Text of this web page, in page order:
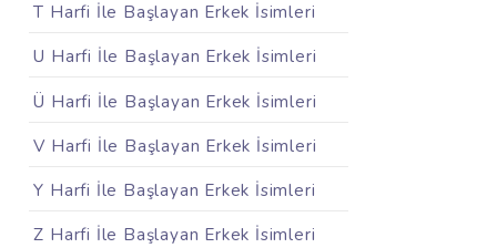
T Harfi İle Başlayan Erkek İsimleri
U Harfi İle Başlayan Erkek İsimleri
Ü Harfi İle Başlayan Erkek İsimleri
V Harfi İle Başlayan Erkek İsimleri
Y Harfi İle Başlayan Erkek İsimleri
Z Harfi İle Başlayan Erkek İsimleri